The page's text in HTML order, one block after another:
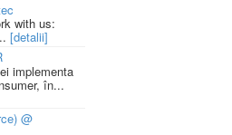
with us:
[detalii]
implementa
în...
@